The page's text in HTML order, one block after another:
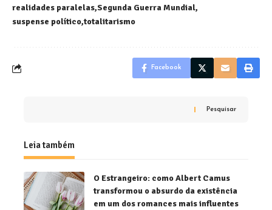
realidades paralelas Segunda Guerra Mundial
suspense político totalitarismo
Facebook
Pesquisar
Leia também
O Estrangeiro: como Albert Camus
transformou o absurdo da existência
em um dos romances mais influentes